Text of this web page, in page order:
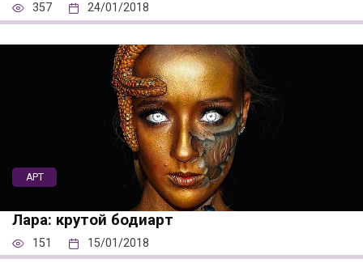
357 24/01/2018
АРТ
Лара: крутой бодиарт
151 15/01/2018